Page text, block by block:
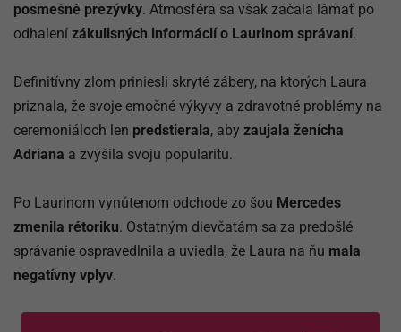
posmešné prezývky. Atmosféra sa však začala lámať po
odhalení zákulisných informácií o Laurinom správaní.
Definitívny zlom priniesli skryté zábery, na ktorých Laura
priznala, že svoje emočné výkyvy a zdravotné problémy na
ceremoniáloch len predstierala, aby zaujala ženícha
Adriana a zvýšila svoju popularitu.
Po Laurinom vynútenom odchode zo šou Mercedes
zmenila rétoriku. Ostatným dievčatám sa za predošlé
správanie ospravedlnila a uviedla, že Laura na ňu mala
negatívny vplyv.